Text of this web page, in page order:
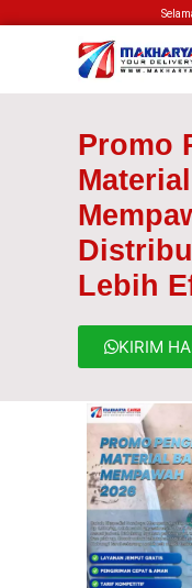
Promo
Lebih
KIRIM